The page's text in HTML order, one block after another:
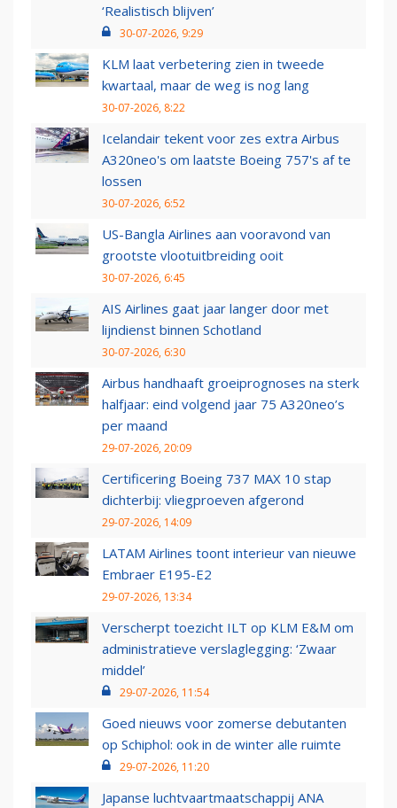
‘Realistisch blijven’
30-07-2026, 9:29
KLM laat verbetering zien in tweede
kwartaal, maar de weg is nog lang
30-07-2026, 8:22
Icelandair tekent voor zes extra Airbus
A320neo's om laatste Boeing 757's af te
lossen
30-07-2026, 6:52
US-Bangla Airlines aan vooravond van
grootste vlootuitbreiding ooit
30-07-2026, 6:45
AIS Airlines gaat jaar langer door met
lijndienst binnen Schotland
30-07-2026, 6:30
Airbus handhaaft groeiprognoses na sterk
halfjaar: eind volgend jaar 75 A320neo’s
per maand
29-07-2026, 20:09
Certificering Boeing 737 MAX 10 stap
dichterbij: vliegproeven afgerond
29-07-2026, 14:09
LATAM Airlines toont interieur van nieuwe
Embraer E195-E2
29-07-2026, 13:34
Verscherpt toezicht ILT op KLM E&M om
administratieve verslaglegging: ‘Zwaar
middel’
29-07-2026, 11:54
Goed nieuws voor zomerse debutanten
op Schiphol: ook in de winter alle ruimte
29-07-2026, 11:20
Japanse luchtvaartmaatschappij ANA